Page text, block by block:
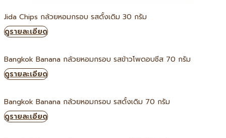
Jida Chips กล้วยหอมกรอบ รสดั้งเดิม 30 กรัม
ดูรายละเอียด
Bangkok Banana กล้วยหอมกรอบ รสข้าวโพดอบชีส 70 กรัม
ดูรายละเอียด
Bangkok Banana กล้วยหอมกรอบ รสดั้งเดิม 70 กรัม
ดูรายละเอียด